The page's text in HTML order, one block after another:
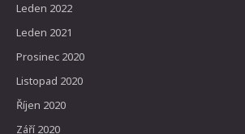
Leden 2022
Leden 2021
Prosinec 2020
Listopad 2020
Říjen 2020
Září 2020